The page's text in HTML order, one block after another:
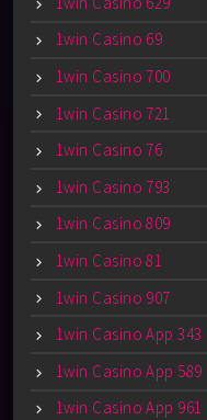
1win Casino 69
1win Casino 700
1win Casino 721
1win Casino 76
1win Casino 793
1win Casino 809
1win Casino 81
1win Casino 907
1win Casino App 343
1win Casino App 589
1win Casino App 961